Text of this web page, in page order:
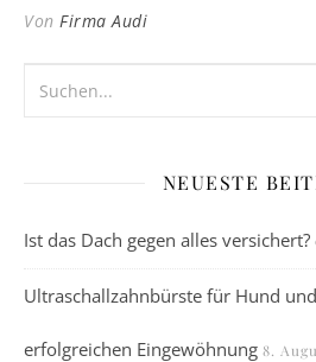
Von Firma Audi
NEUESTE
Ist das Dach gegen alles versichert?
Ultraschallzahnbürste für Hund
erfolgreichen Eingewöhnung 8.